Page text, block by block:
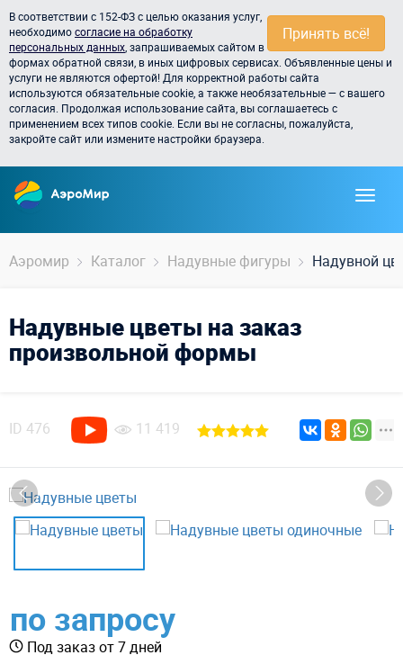
Принять всё!
В соответствии с 152-ФЗ с целью оказания услуг,
необходимосогласие на обработку
персональных данных , запрашиваемых сайтом в
формах обратной связи, в иных цифровых сервисах. Объявленные цены и
услуги не являются офертой! Для корректной работы сайта
используются обязательные cookie, а также необязательные — с вашего
согласия. Продолжая использование сайта, вы соглашаетесь с
применением всех типов cookie. Если вы не согласны, пожалуйста,
закройте сайт или измените настройки браузера.
Аэромир Каталог Надувные фигуры Надувной
Надувные цветы на заказ
произвольной формы
ID 476 11 419
по запросу
Под заказ от 7 дней